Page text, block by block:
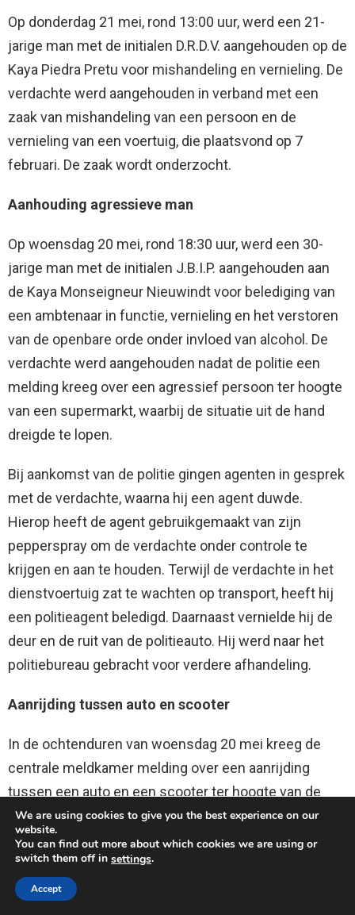
Op donderdag 21 mei, rond 13:00 uur, werd een 21-
jarige man met de initialen D.R.D.V. aangehouden op de
Kaya Piedra Pretu voor mishandeling en vernieling. De
verdachte werd aangehouden in verband met een
zaak van mishandeling van een persoon en de
vernieling van een voertuig, die plaatsvond op 7
februari. De zaak wordt onderzocht.
Aanhouding agressieve man
Op woensdag 20 mei, rond 18:30 uur, werd een 30-
jarige man met de initialen J.B.I.P. aangehouden aan
de Kaya Monseigneur Nieuwindt voor belediging van
een ambtenaar in functie, vernieling en het verstoren
van de openbare orde onder invloed van alcohol. De
verdachte werd aangehouden nadat de politie een
melding kreeg over een agressief persoon ter hoogte
van een supermarkt, waarbij de situatie uit de hand
dreigde te lopen.
Bij aankomst van de politie gingen agenten in gesprek
met de verdachte, waarna hij een agent duwde.
Hierop heeft de agent gebruikgemaakt van zijn
pepperspray om de verdachte onder controle te
krijgen en aan te houden. Terwijl de verdachte in het
dienstvoertuig zat te wachten op transport, heeft hij
een politieagent beledigd. Daarnaast vernielde hij de
deur en de ruit van de politieauto. Hij werd naar het
politiebureau gebracht voor verdere afhandeling.
Aanrijding tussen auto en scooter
In de ochtenduren van woensdag 20 mei kreeg de
centrale meldkamer melding over een aanrijding
tussen een auto en een scooter ter hoogte van de
kruising van de Kaya Internashonal en de Kaya
Maximiliana Rosaria. De auto botste tegen de scooter
die voor hem reed. Beide bestuurders hebben een
blaastest afgelegd, waaruit bleek dat er geen sprake
We are using cookies to give you the best experience on our
website.
You can find out more about which cookies we are using or
switch them off in settings.
Accept